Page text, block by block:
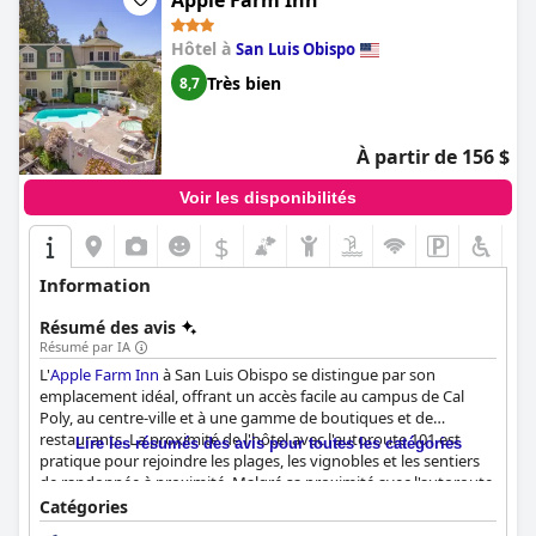
Hôtel à San Luis Obispo
8,7 Très bien
À partir de 156 $
Voir les disponibilités
$
Information
Résumé des avis
Résumé par IA
L'Apple Farm Inn à San Luis Obispo se distingue par son
emplacement idéal, offrant un accès facile au campus de Cal
Poly, au centre-ville et à une gamme de boutiques et de
restaurants. La proximité de l'hôtel avec l'autoroute 101 est
pratique pour rejoindre les plages, les vignobles et les sentiers
de randonnée à proximité. Malgré sa proximité avec l'autoroute,
les clients trouvent souvent les environs paisibles et calmes.
L'ambiance charmante avec de beaux terrains, un ruisseau et
Lire les résumés des avis pour toutes les catégories
Catégories